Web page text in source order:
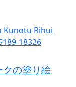
クの塗り絵